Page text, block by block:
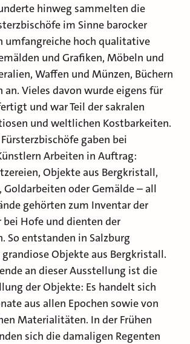
hinweg sammelten die
im Sinne barocker
umfangreiche hoch qualitative
und Grafiken, Möbeln und
Waffen und Münzen, Büchern
an. Vieles davon wurde eigens für
und war Teil der sakralen
und weltlichen Kostbarkeiten.
gaben bei
Arbeiten in Auftrag:
Objekte aus Bergkristall,
Goldarbeiten oder Gemälde – all
gehörten zum Inventar der
bei Hofe und dienten der
So entstanden in Salzburg
Objekte aus Bergkristall.
an dieser Ausstellung ist die
der Objekte: Es handelt sich
aus allen Epochen sowie von
Materialitäten. In der Frühen
sich die damaligen Regenten